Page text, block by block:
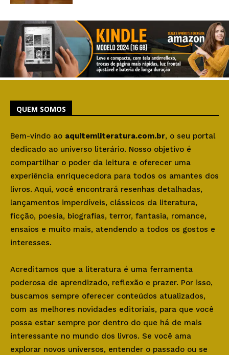
QUEM SOMOS
Bem-vindo ao aquitemliteratura.com.br, o seu portal
dedicado ao universo literário. Nosso objetivo é
compartilhar o poder da leitura e oferecer uma
experiência enriquecedora para todos os amantes dos
livros. Aqui, você encontrará resenhas detalhadas,
lançamentos imperdíveis, clássicos da literatura,
ficção, poesia, biografias, terror, fantasia, romance,
ensaios e muito mais, atendendo a todos os gostos e
interesses.
Acreditamos que a literatura é uma ferramenta
poderosa de aprendizado, reflexão e prazer. Por isso,
buscamos sempre oferecer conteúdos atualizados,
com as melhores novidades editoriais, para que você
possa estar sempre por dentro do que há de mais
interessante no mundo dos livros. Se você ama
explorar novos universos, entender o passado ou se